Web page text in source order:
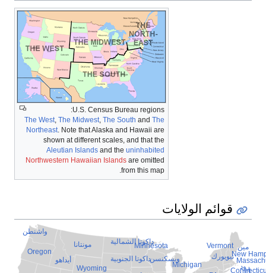
Oregon
أيداهو
مونتانا